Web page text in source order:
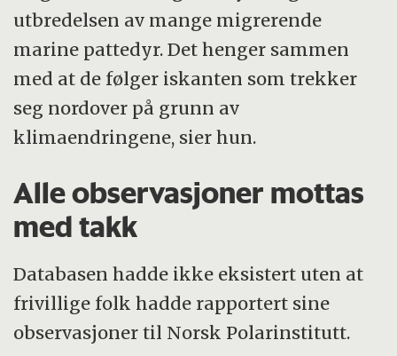
utbredelsen av mange migrerende
marine pattedyr. Det henger sammen
med at de følger iskanten som trekker
seg nordover på grunn av
klimaendringene, sier hun.
Alle observasjoner mottas
med takk
Databasen hadde ikke eksistert uten at
frivillige folk hadde rapportert sine
observasjoner til Norsk Polarinstitutt.